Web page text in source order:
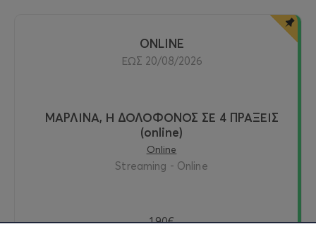
ONLINE
ΕΩΣ 20/08/2026
ΜΑΡΛΙΝΑ, Η ΔΟΛΟΦΟΝΟΣ ΣΕ 4 ΠΡΑΞΕΙΣ
(online)
Online
Streaming - Online
1,90€